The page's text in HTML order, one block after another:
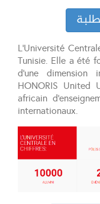
L’Université
Tunisie. Elle a été
d'une dimension
HONORIS United
africain
internationaux.